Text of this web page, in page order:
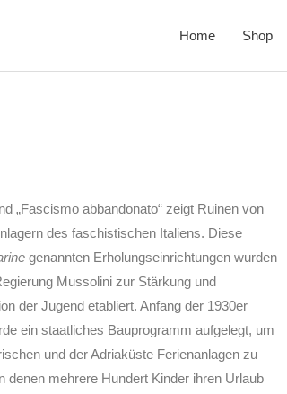
Home Shop
„Fascismo abbandonato“ zeigt Ruinen von
des faschistischen Italiens. Diese
genannten Erholungseinrichtungen wurden
Mussolini zur Stärkung und
der Jugend etabliert. Anfang der 1930er
ein staatliches Bauprogramm aufgelegt, um
und der Adriaküste Ferienanlagen zu
denen mehrere Hundert Kinder ihren Urlaub